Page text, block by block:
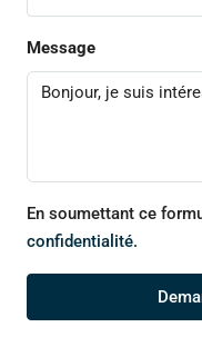
Message
En soumettant ce
confidentialité.